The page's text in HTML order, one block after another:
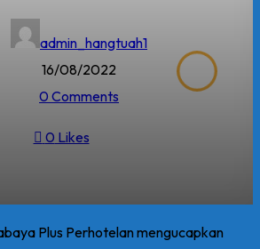
admin_hangtuah1
16/08/2022
0 Comments
0 Likes
Plus Perhotelan mengucapkan